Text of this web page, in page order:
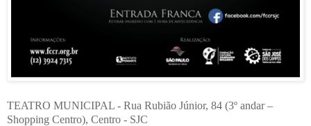
TEATRO MUNICIPAL - Rua Rubião Júnior, 84 (3º andar –
Shopping Centro), Centro - SJC